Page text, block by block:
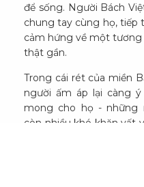
để sống. Người Bách
chung tay cùng họ, tiếp
cảm hứng về một tương
thật gần.
Trong cái rét của miền
người ấm áp lại càng
mong cho họ - những
còn nhiều khó khăn vất